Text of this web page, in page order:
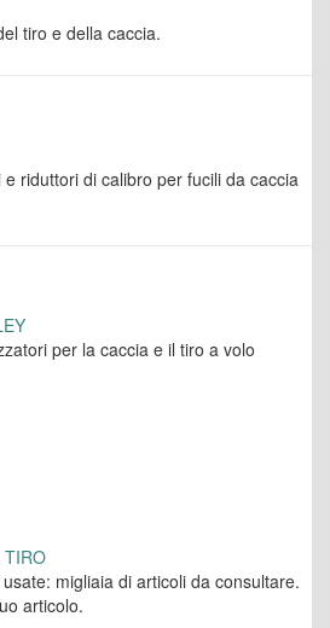
tiro e della caccia.
riduttori di calibro per fucili da caccia
per la caccia e il tiro a volo
TIRO
migliaia di articoli da consultare.
articolo.